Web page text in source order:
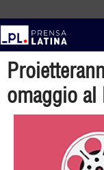
omaggio al